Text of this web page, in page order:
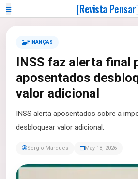
[Revista
FINANÇAS
INSS faz alerta final
aposentados
valor adicional
INSS alerta aposentados sobre a
desbloquear valor adicional.
Sergio Marques May 18, 2026